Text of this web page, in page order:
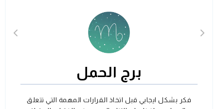
برج الحمل
فكر بشكل ايجابي قبل اتخاذ القرارات المهمة التي تتعلق